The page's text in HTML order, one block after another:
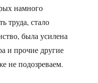
намного
труда, стало
была усилена
и прочие другие
не подозреваем.